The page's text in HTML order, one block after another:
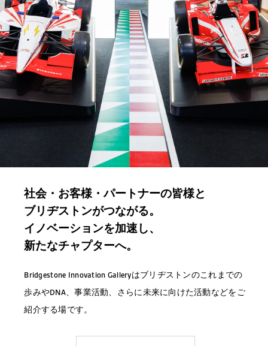
社会・お客様・パートナーの皆様と
ブリヂストンがつながる。
イノベーションを加速し、
新たなチャプターへ。
Bridgestone Innovation Galleryはブリヂストンのこれまでの
歩みやDNA、事業活動、さらに未来に向けた活動などをご
紹介する場です。